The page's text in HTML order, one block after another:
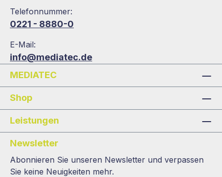
Telefonnummer:
0221 - 8880-0
E-Mail:
info@mediatec.de
MEDIATEC
Shop
Leistungen
Newsletter
Abonnieren Sie unseren Newsletter und verpassen
Sie keine Neuigkeiten mehr.